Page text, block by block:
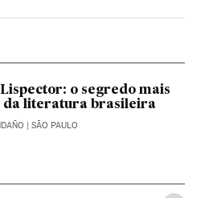
en Instagram
en Facebook
o segredo mais
da literatura brasileira
| SÃO PAULO